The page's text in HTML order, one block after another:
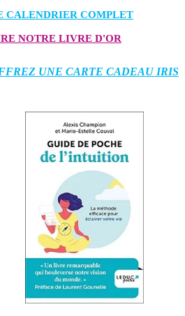
CALENDRIER COMPLET
NOTRE LIVRE D'OR
UNE CARTE CADEAU IRIS